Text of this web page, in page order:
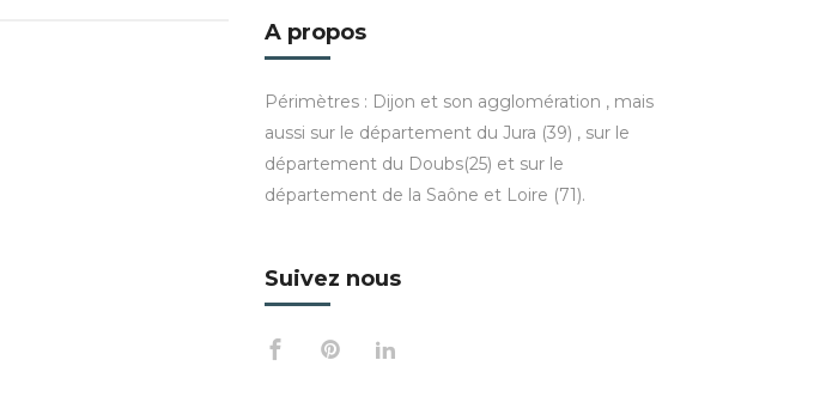
A propos
Périmètres : Dijon et son agglomération , mais
aussi sur le département du Jura (39) , sur le
département du Doubs(25) et sur le
département de la Saône et Loire (71).
Suivez nous